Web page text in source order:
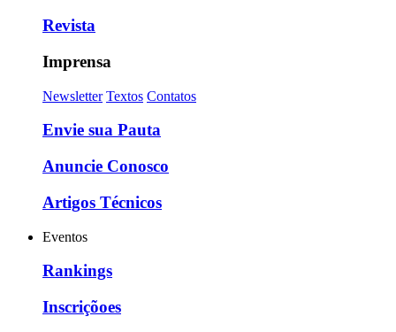
Revista
Imprensa
Newsletter Textos Contatos
Envie sua Pauta
Anuncie Conosco
Artigos Técnicos
Eventos
Rankings
Inscriçõoes